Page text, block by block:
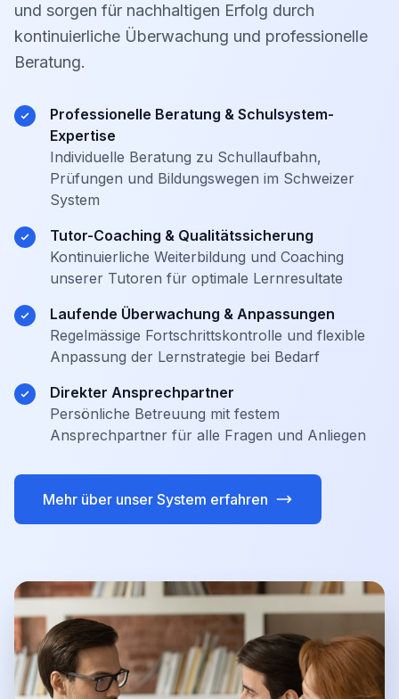
und sorgen für nachhaltigen Erfolg durch
kontinuierliche Überwachung und professionelle
Beratung.
Professionelle Beratung & Schulsystem-
Expertise
Individuelle Beratung zu Schullaufbahn,
Prüfungen und Bildungswegen im Schweizer
System
Tutor-Coaching & Qualitätssicherung
Kontinuierliche Weiterbildung und Coaching
unserer Tutoren für optimale Lernresultate
Laufende Überwachung & Anpassungen
Regelmässige Fortschrittskontrolle und flexible
Anpassung der Lernstrategie bei Bedarf
Direkter Ansprechpartner
Persönliche Betreuung mit festem
Ansprechpartner für alle Fragen und Anliegen
Mehr über unser System erfahren